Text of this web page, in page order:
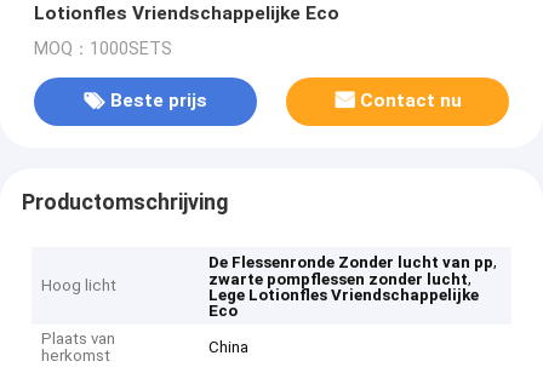
Lotionfles Vriendschappelijke Eco
MOQ：1000SETS
Beste prijs Contact nu
Productomschrijving
Hoog licht
De Flessenronde Zonder lucht van pp,
zwarte pompflessen zonder lucht,
Lege Lotionfles Vriendschappelijke
Eco
Plaats van
herkomst
China